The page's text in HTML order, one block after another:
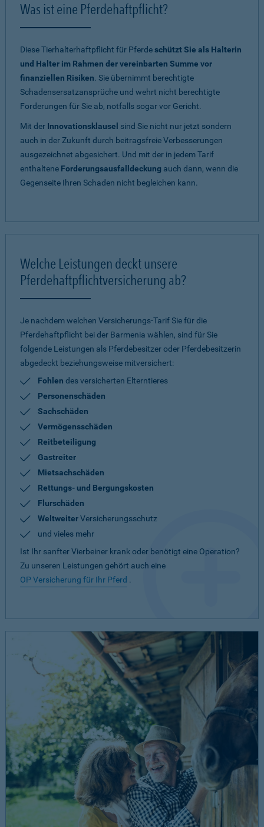
Was ist eine Pferdehaftpflicht?
Diese Tierhalterhaftpflicht für Pferdeschützt Sie als Halterin
und Halter im Rahmen der vereinbarten Summe vor
finanziellen Risiken. Sie übernimmt berechtigte
Schadensersatzansprüche und wehrt nicht berechtigte
Forderungen für Sie ab, notfalls sogar vor Gericht.
Mit der Innovationsklausel sind Sie nicht nur jetzt sondern
auch in der Zukunft durch beitragsfreie Verbesserungen
ausgezeichnet abgesichert. Und mit der in jedem Tarif
enthaltene Forderungsausfalldeckung auch dann, wenn die
Gegenseite Ihren Schaden nicht begleichen kann.
Welche Leistungen deckt unsere
Pferdehaftpflichtversicherung ab?
Je nachdem welchen Versicherungs-Tarif Sie für die
Pferdehaftpflicht bei der Barmenia wählen, sind für Sie
folgende Leistungen als Pferdebesitzer oder Pferdebesitzerin
abgedeckt beziehungsweise mitversichert:
Fohlen des versicherten Elterntieres
Personenschäden
Sachschäden
Vermögensschäden
Reitbeteiligung
Gastreiter
Mietsachschäden
Rettungs- und Bergungskosten
Flurschäden
WeltweiterVersicherungsschutz
und vieles mehr
Ist Ihr sanfter Vierbeiner krank oder benötigt eine Operation?
Zu unseren Leistungen gehört auch eine
OP Versicherung für Ihr Pferd .